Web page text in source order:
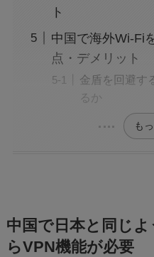
ト
中国で海外Wi-Fi
点・デメリット
金盾を回避す
るか
も
中国で日本と同じ
らVPN機能が必要